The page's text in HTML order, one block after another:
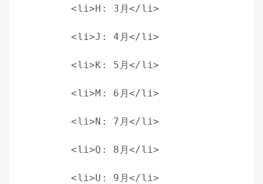
    <li>H: 3月</li>
    <li>J: 4月</li>
    <li>K: 5月</li>
    <li>M: 6月</li>
    <li>N: 7月</li>
    <li>Q: 8月</li>
    <li>U: 9月</li>